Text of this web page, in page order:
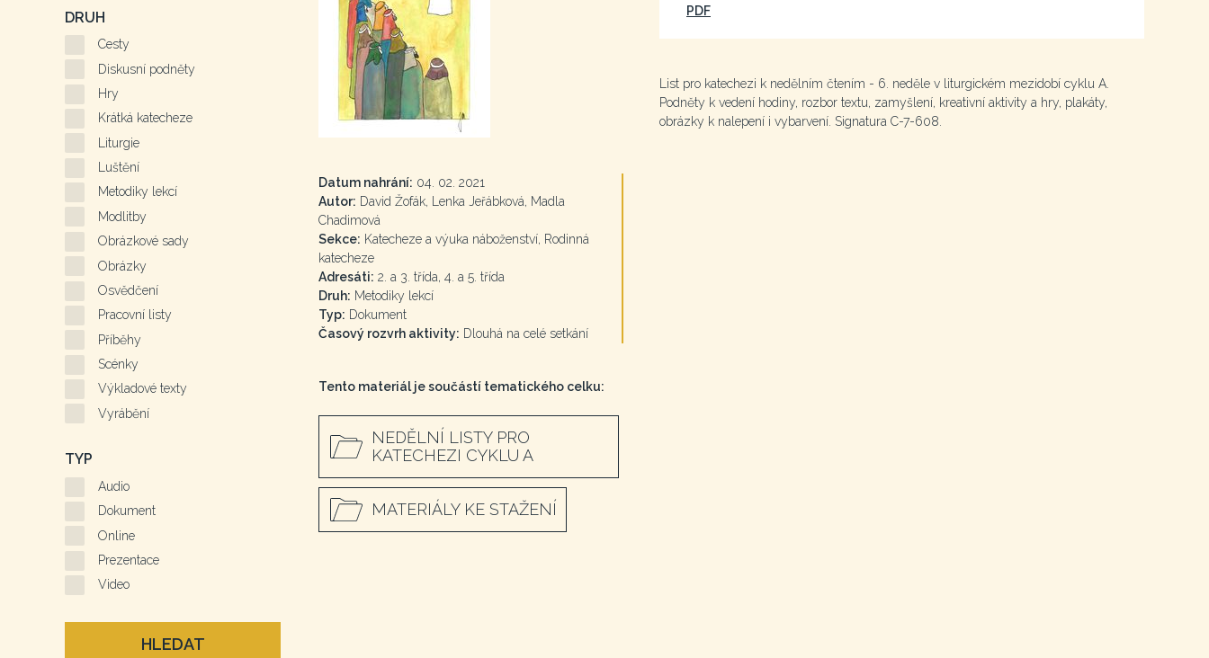
Datum nahrání: 04. 02. 2021
Autor: David Žofák, Lenka Jeřábková, Madla
Chadimová
Sekce: Katecheze a výuka náboženství, Rodinná
katecheze
Adresáti: 2. a 3. třída, 4. a 5. třída
Druh: Metodiky lekcí
Typ: Dokument
Časový rozvrh aktivity: Dlouhá na celé setkání
Tento materiál je součástí tematického celku:
NEDĚLNÍ LISTY PRO
KATECHEZI CYKLU A
MATERIÁLY KE STAŽENÍ
PDF
List pro katechezi k nedělním čtením - 6. neděle v liturgickém mezidobí cyklu A.
Podněty k vedení hodiny, rozbor textu, zamyšlení, kreativní aktivity a hry, plakáty,
obrázky k nalepení i vybarvení. Signatura C-7-608.
DRUH
Cesty
Diskusní podněty
Hry
Krátká katecheze
Liturgie
Luštění
Metodiky lekcí
Modlitby
Obrázkové sady
Obrázky
Osvědčení
Pracovní listy
Příběhy
Scénky
Výkladové texty
Vyrábění
TYP
Audio
Dokument
Online
Prezentace
Video
HLEDAT